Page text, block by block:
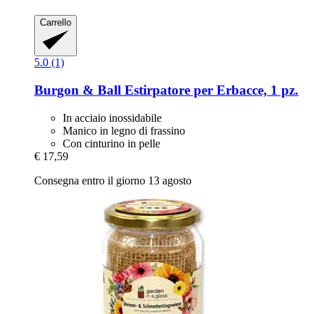
Carrello
5.0 (1)
Burgon & Ball Estirpatore per Erbacce, 1 pz.
In acciaio inossidabile
Manico in legno di frassino
Con cinturino in pelle
€ 17,59
Consegna entro il giorno 13 agosto